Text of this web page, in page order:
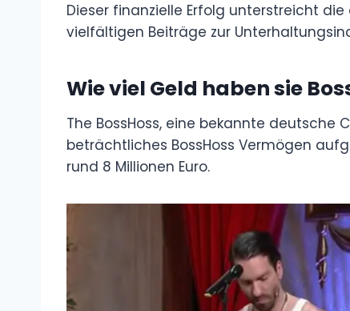
Dieser finanzielle Erfolg unterstreicht
vielfältigen Beiträge zur
Wie viel Geld haben sie
The BossHoss, eine bekannte
beträchtliches BossHoss Vermögen
rund 8 Millionen Euro.